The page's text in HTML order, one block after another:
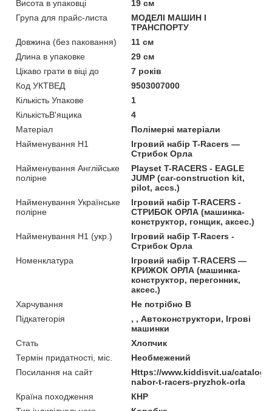
Висота в упаковці
19 см
Група для прайс-листа
МОДЕЛІ МАШИН І
ТРАНСПОРТУ
Довжина (без паковання)
11 см
Длина в упаковке
29 см
Цікаво грати в віці до
7 років
Код УКТВЕД
9503007000
Кількість Упакове
1
КількістьВ'ящика
4
Матеріал
Полімерні матеріали
Найменування Н1
Ігровий набір T-Racers —
Стрибок Орла
Найменування Англійське
полірне
Playset T-RACERS - EAGLE
JUMP (сar-construction kit,
pilot, accs.)
Найменування Українське
полірне
Ігровий набір T-RACERS -
СТРИБОК ОРЛА (машинка-
конструктор, гонщик, аксес.)
Найменування Н1 (укр.)
Ігровий набір T-Racers -
Стрибок Орла
Номенклатура
Ігровий набір T-RACERS —
КРИЖОК ОРЛА (машинка-
конструктор, перегонник,
аксес.)
Харчування
Не потрібно В
Підкатегорія
, , Автоконструктори, Ігрові
машинки
Стать
Хлопчик
Термін придатності, міс.
Необмежений
Посилання на сайт
Https://www.kiddisvit.ua/catalog/
nabor-t-racers-pryzhok-orla
Країна походження
КНР